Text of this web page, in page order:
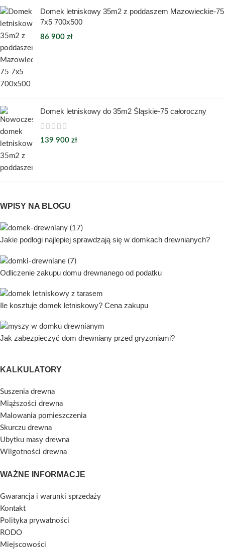
Domek letniskowy 35m2 z poddaszem Mazowieckie-75
7x5 700x500
86 900 zł
Domek letniskowy do 35m2 Śląskie-75 całoroczny
139 900 zł
WPISY NA BLOGU
Jakie podłogi najlepiej sprawdzają się w domkach drewnianych?
Odliczenie zakupu domu drewnanego od podatku
Ile kosztuje domek letniskowy? Cena zakupu
Jak zabezpieczyć dom drewniany przed gryzoniami?
KALKULATORY
Suszenia drewna
Miąższości drewna
Malowania pomieszczenia
Skurczu drewna
Ubytku masy drewna
Wilgotności drewna
WAŻNE INFORMACJE
Gwarancja i warunki sprzedaży
Kontakt
Polityka prywatności
RODO
Miejscowości